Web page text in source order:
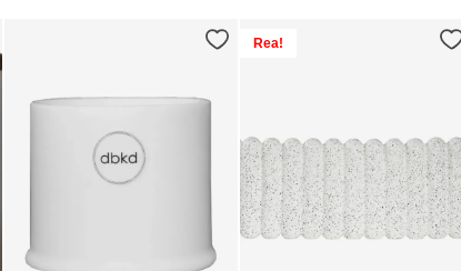
Rea!